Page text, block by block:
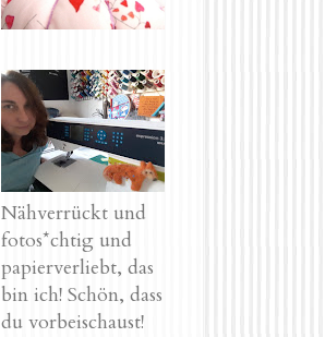
Nähverrückt und
fotos*chtig und
papierverliebt, das
bin ich! Schön, dass
du vorbeischaust!